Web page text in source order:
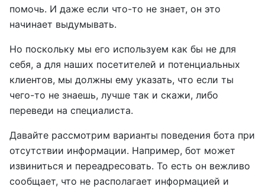
помочь. И даже если что-то не знает, он это
начинает выдумывать.
Но поскольку мы его используем как бы не для
себя, а для наших посетителей и потенциальных
клиентов, мы должны ему указать, что если ты
чего-то не знаешь, лучше так и скажи, либо
переведи на специалиста.
Давайте рассмотрим варианты поведения бота при
отсутствии информации. Например, бот может
извиниться и переадресовать. То есть он вежливо
сообщает, что не располагает информацией и